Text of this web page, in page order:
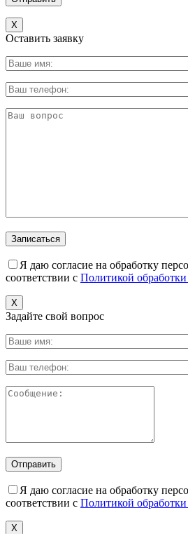
X
Оставить заявку
Я даю согласие на обработку
соответствии с Политикой
X
Задайте свой вопрос
Я даю согласие на обработку
соответствии с Политикой
X